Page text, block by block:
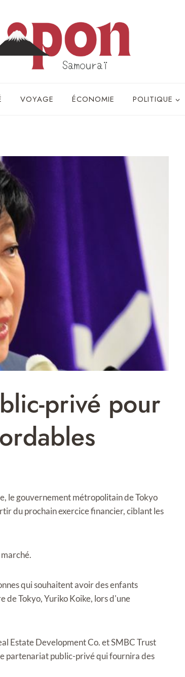
VOYAGE ÉCONOMIE POLITIQUE
privé pour
le gouvernement métropolitain de Tokyo
du prochain exercice financier, ciblant les
qui souhaitent avoir des enfants
de Tokyo, Yuriko Koike, lors d'une
Estate Development Co. et SMBC Trust
partenariat public-privé qui fournira des